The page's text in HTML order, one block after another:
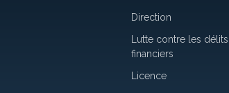
Direction
Lutte contre les délits
financiers
Licence